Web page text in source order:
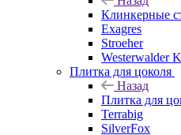
Клинкерные
Exagres
Stroeher
Westerwalder
Плитка для цоколя
Назад
Плитка для
Terrabig
SilverFox